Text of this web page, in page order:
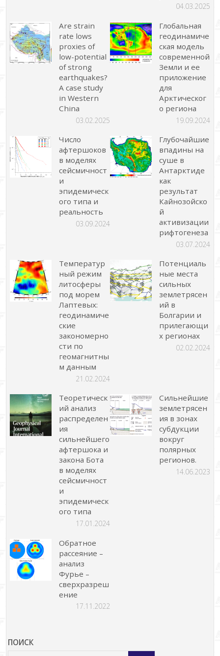
04.03.2025
Are strain
rate lows
proxies of
low-potential
of strong
earthquakes?
A case study
in Western
China
03.02.2025
Глобальная
геодинамиче
ская модель
современной
Земли и ее
приложение
для
Арктическог
о региона
19.09.2024
Число
афтершоков
в моделях
сейсмичност
и
эпидемическ
ого типа и
реальность
03.09.2024
Глубочайшие
впадины на
суше в
Антарктиде
как
результат
Кайнозойско
й
активизации
рифтогенеза
03.07.2024
Температур
ный режим
литосферы
под морем
Лаптевых:
геодинамиче
ские
закономерно
сти по
геомагнитны
м данным
21.02.2024
Потенциаль
ные места
сильных
землетрясен
ий в
Болгарии и
прилегающи
х регионах
02.02.2024
Теоретическ
ий анализ
распределен
ия
сильнейшего
афтершока и
закона Бота
в моделях
сейсмичност
и
эпидемическ
ого типа
17.01.2024
Сильнейшие
землетрясен
ия в зонах
субдукции
вокруг
полярных
регионов.
14.06.2023
Обратное
рассеяние –
анализ
Фурье –
сверхразреш
ение
17.11.2022
ПОИСК